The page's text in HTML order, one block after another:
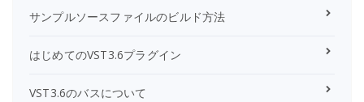
サンプルソースファイルのビルド方法
はじめてのVST3.6プラグイン
VST3.6のバスについて